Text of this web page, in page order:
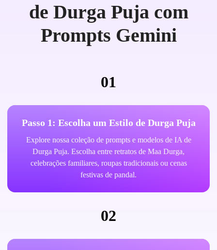
de Durga Puja com
Prompts Gemini
01
Passo 1: Escolha um Estilo de Durga Puja
Explore nossa coleção de prompts e modelos de IA de
Durga Puja. Escolha entre retratos de Maa Durga,
celebrações familiares, roupas tradicionais ou cenas
festivas de pandal.
02